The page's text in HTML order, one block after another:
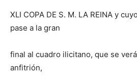
XLI COPA DE S. M. LA REINA y
pase a la gran
final al cuadro ilicitano, que se
anfitrión,